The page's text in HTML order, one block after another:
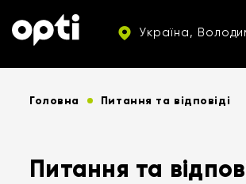
Україна,
Головна Питання та відповіді
Питання та